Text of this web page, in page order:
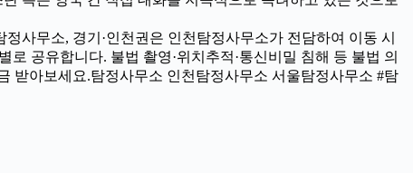
사무소, 경기·인천권은 인천탐정사무소가 전담하여 이동 시
공유합니다. 불법 촬영·위치추적·통신비밀 침해 등 불법 의
받아보세요.탐정사무소 인천탐정사무소 서울탐정사무소 #탐